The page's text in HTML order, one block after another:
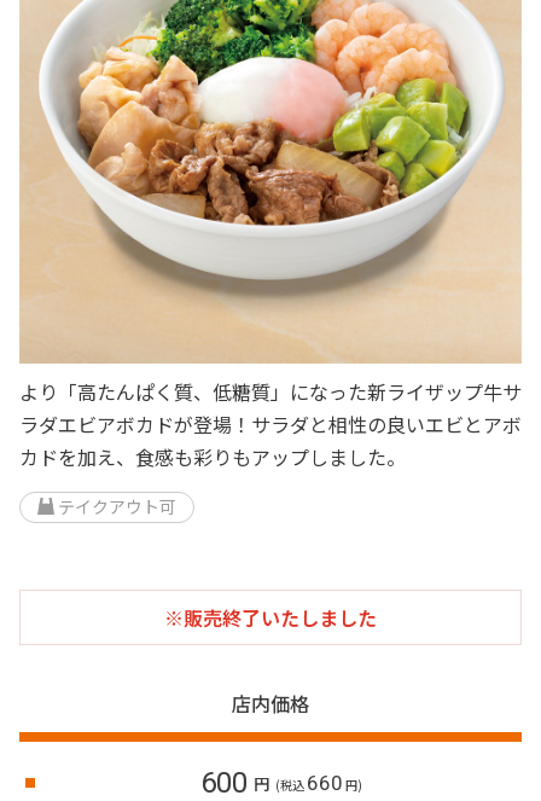
牛丼のこだわり 吉野家の歴史
より「高たんぱく質、低糖質」になった新ライザップ牛サ
ラダエビアボカドが登場！サラダと相性の良いエビとアボ
カドを加え、食感も彩りもアップしました。
テイクアウト可
※販売終了いたしました
店内価格
600 円 (税込 660 円)